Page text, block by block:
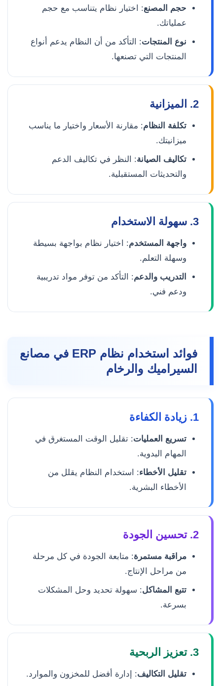
حجم المصنع: اختيار نظام يتناسب مع حجم
عملياتك.
نوع المنتجات: التأكد من أن النظام يدعم أنواع
المنتجات التي تصنعها.
2. الميزانية
تكلفة النظام: مقارنة الأسعار واختيار ما يناسب
ميزانيتك.
تكاليف الصيانة: النظر في تكاليف الدعم
والتحديثات المستقبلية.
3. سهولة الاستخدام
واجهة المستخدم: اختيار نظام بواجهة بسيطة
وسهلة التعلم.
التدريب والدعم: التأكد من توفر مواد تدريبية
ودعم فني.
فوائد استخدام نظام ERP في مصانع
السيراميك والرخام
1. زيادة الكفاءة
تسريع العمليات: تقليل الوقت المستغرق في
المهام اليدوية.
تقليل الأخطاء: استخدام النظام يقلل من
الأخطاء البشرية.
2. تحسين الجودة
مراقبة مستمرة: متابعة الجودة في كل مرحلة
من مراحل الإنتاج.
تتبع المشاكل: سهولة تحديد وحل المشكلات
بسرعة.
3. تعزيز الربحية
تقليل التكاليف: إدارة أفضل للمخزون والموارد.